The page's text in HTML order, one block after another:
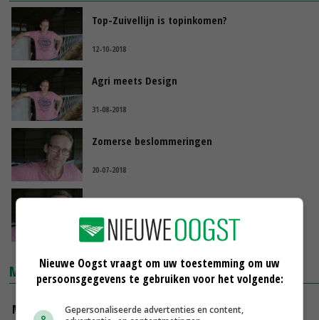
Top-Zuivellijn is topinkomen?
12-10-2018
Agri meets Design
31-08-2018
Zomerse beslommeringen
20-07-2018
Ook landbouwmuseum moet zich aanpassen
08-06-2018
MARKTPRIJZEN
Magere melkpoeder
Nieuwe Oogst vraagt om uw toestemming om uw
persoonsgegevens te gebruiken voor het volgende:
Gepersonaliseerde advertenties en content,